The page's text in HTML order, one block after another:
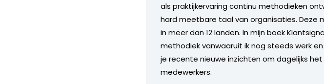
als praktijkervaring continu methodieken
hard meetbare taal van organisaties. Deze
in meer dan 12 landen. In mijn boek
methodiek vanwaaruit ik nog steeds werk
je recente nieuwe inzichten om dagelijks
medewerkers.